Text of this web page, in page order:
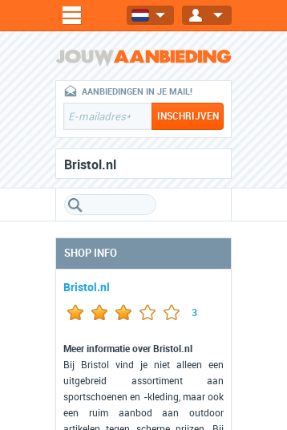
AANBIEDINGEN IN JE MAIL!
Bristol.nl
SHOP INFO
Bristol.nl
3
Meer informatie over Bristol.nl
Bij Bristol vind je niet alleen een
uitgebreid assortiment aan
sportschoenen en -kleding, maar ook
een ruim aanbod aan outdoor